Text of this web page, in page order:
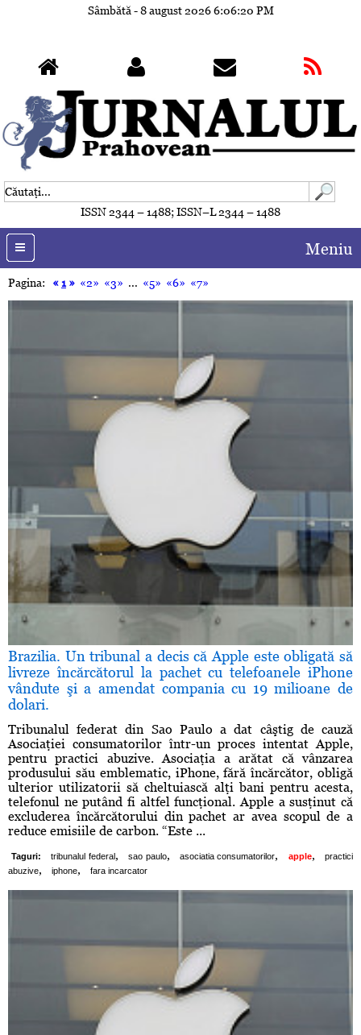
Sâmbătă - 8 august 20266:06:23 PM
ISSN 2344 – 1488; ISSN–L 2344 – 1488
Meniu
Pagina: «1» «2» «3» ... «5» «6» «7»
Brazilia. Un tribunal a decis că Apple este obligată să
livreze încărcătorul la pachet cu telefoanele iPhone
vândute şi a amendat compania cu 19 milioane de
dolari.
Tribunalul federat din Sao Paulo a dat câştig de cauză
Asociaţiei consumatorilor într-un proces intentat Apple,
pentru practici abuzive. Asociaţia a arătat că vânzarea
produsului său emblematic, iPhone, fără încărcător, obligă
ulterior utilizatorii să cheltuiască alţi bani pentru acesta,
telefonul ne putând fi altfel funcţional. Apple a susţinut că
excluderea încărcătorului din pachet ar avea scopul de a
reduce emisiile de carbon. “Este ...
Taguri: tribunalul federal, sao paulo, asociatia consumatorilor, apple,
practici
abuzive, iphone, fara incarcator